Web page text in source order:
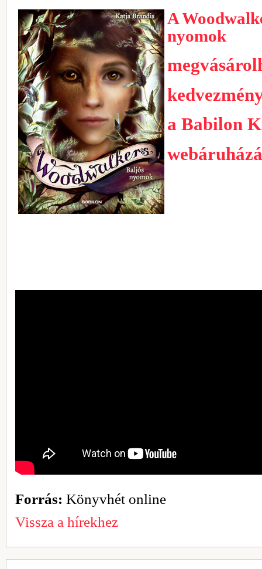
A
nyomok
a Babilon
Forrás: Könyvhét online
Vissza a hírekhez